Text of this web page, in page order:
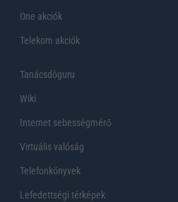
One akciók
Telekom akciók
Tanácsdóguru
Wiki
Internet sebességmérő
Virtuális valóság
Telefonkönyvek
Lefedettségi térképek